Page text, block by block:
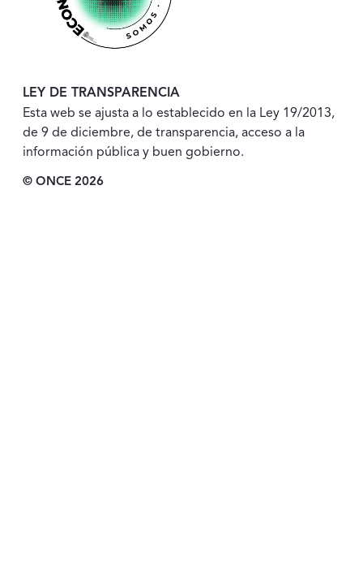
LEY DE TRANSPARENCIA
Esta web se ajusta a lo establecido en la Ley 19/2013,
de 9 de diciembre, de transparencia, acceso a la
información pública y buen gobierno.
© ONCE 2026